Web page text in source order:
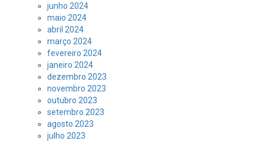
junho 2024
maio 2024
abril 2024
março 2024
fevereiro 2024
janeiro 2024
dezembro 2023
novembro 2023
outubro 2023
setembro 2023
agosto 2023
julho 2023